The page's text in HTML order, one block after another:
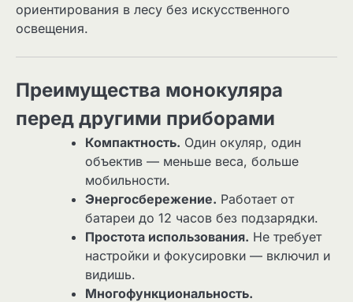
ориентирования в лесу без искусственного
освещения.
Преимущества монокуляра
перед другими приборами
Компактность. Один окуляр, один
объектив — меньше веса, больше
мобильности.
Энергосбережение. Работает от
батареи до 12 часов без подзарядки.
Простота использования. Не требует
настройки и фокусировки — включил и
видишь.
Многофункциональность.